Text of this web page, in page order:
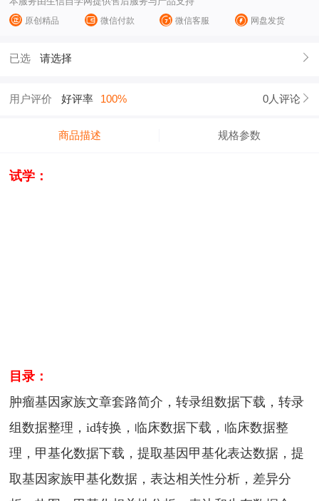
原创精品 微信付款 微信客服 网盘发货
已选 请选择
用户评价 好评率 100% 0人评论
商品描述 规格参数
试学：
目录：
肿瘤基因家族文章套路简介，转录组数据下载，转录
组数据整理，id转换，临床数据下载，临床数据整
理，甲基化数据下载，提取基因甲基化表达数据，提
取基因家族甲基化数据，表达相关性分析，差异分